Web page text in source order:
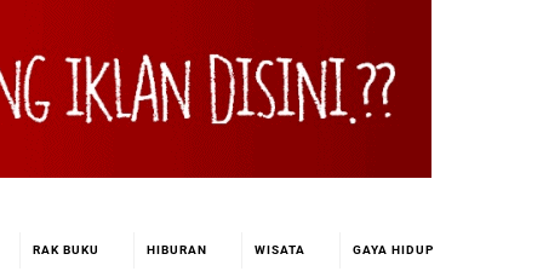
RAK BUKU HIBURAN WISATA GAYA HIDUP